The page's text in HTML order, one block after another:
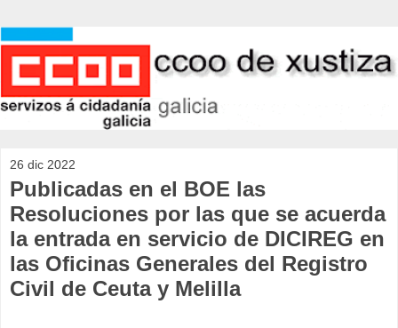
26 dic 2022
Publicadas en el BOE las
Resoluciones por las que se acuerda
la entrada en servicio de DICIREG en
las Oficinas Generales del Registro
Civil de Ceuta y Melilla